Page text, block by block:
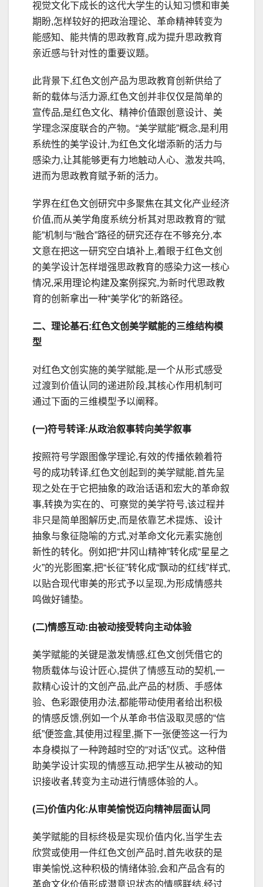
视觉文化下成长的这代大学生的认知习惯和审美
期盼,怎样较好的把政治理论、革命精神转变为
能感知、能共情的思政教育,成为提升思政教育
亲近感与针对性的重要议题。
此背景下,红色文创产品为思政教育创新供给了
新的载体与活力源,红色文创并非仅仅是简单的
宣传品,是红色文化、精神价值跟创意设计、美
学理念深度联合的产物。“美学赋能”概念,是利用
系统性的美学设计,为红色文化增添新的活力与
感染力,让其能够更有力地触动人心、激发共鸣,
进而为思政教育赋予新的活力。
学界在红色文创研究中多聚焦在其文化产业经济
价值,而从美学角度系统分析其对思政教育的“赋
能”机制与“融合”路径的研究还存在不够充分,本
文意在把这一研究空白填补上,着眼于红色文创
的美学设计怎样增强思政教育的感染力这一核心
情况,采用理论构建及案例探究,为新时代思政教
育的创新拿出一种“美学化”的新路径。
二、理论基石:红色文创美学赋能的三维结构模
型
对红色文创实施的美学赋能,是一个从形式感受
过渡到价值认同的递进阶段,其核心作用机制可
通过下面的三维模型予以阐释。
(一)符号转译:从政治叙事转向美学叙事
按照符号学跟图像学理论,有效的传播依赖着符
号的成功转译,红色文创起到的美学赋能,首先呈
现之处在于它把抽象的政治话语和宏大的革命叙
事,转换为实在的、可察觉的美学符号,该过程并
非只是简单图解历史,而是依靠艺术提炼、设计
抽象与象征隐喻的方式,对革命文化元素实施创
新性的转化。例如把“井冈山精神”转化成“星星之
火”的光影图案,把“长征”转化成“飘动的红线”样式,
以贴合现代审美的形式予以呈现,为形成情感共
鸣做好铺垫。
(二)情感互动:由被动接受转向主动体验
美学赋能的关键是激发情感,红色文创凭借它的
物质载体与设计匠心,提供了情感互动的契机,一
款精心设计的文创产品,此产品的材质、手感体
验、色彩跟使用办法,都能带动使用者给出积极
的情感反馈,例如一个从革命书信汲取灵感的“信
纸”便签盒,其使用过程里,撕下一张便签这一行为
本身模拟了一种跨越时空的“对话”仪式。这种借
助美学设计实现的情感互动,把学生从被动的知
识接收者,转变为主动进行情感体验的人。
(三)价值内化:从审美愉悦迈向精神层面认同
美学赋能的目标终极是实现价值内化,当学生去
欣赏或使用一件红色文创产品时,首先收获的是
审美愉悦,这种积极的情绪体验,会和产品含有的
革命文化价值形成潜意识状态的情感联结,经过